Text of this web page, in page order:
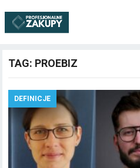
TAG: PROEBIZ
DEFINICJE